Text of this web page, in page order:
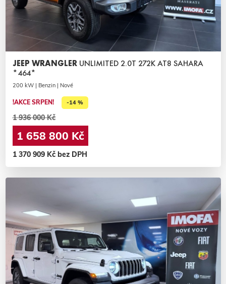
JEEP WRANGLER UNLIMITED 2.0T 272K AT8 SAHARA
*464*
200 kW | Benzin | Nové
!AKCE SRPEN! -14 %
1 936 000 Kč
1 658 800 Kč
1 370 909 Kč bez DPH